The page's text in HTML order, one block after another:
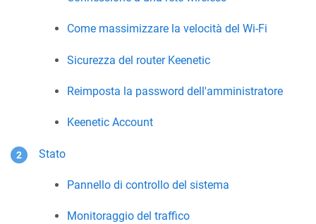
Come massimizzare la velocità del Wi-Fi
Sicurezza del router Keenetic
Reimposta la password dell'amministratore
Keenetic Account
Stato
Pannello di controllo del sistema
Monitoraggio del traffico